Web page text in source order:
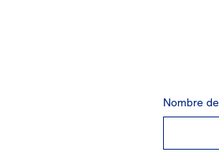
Nombre